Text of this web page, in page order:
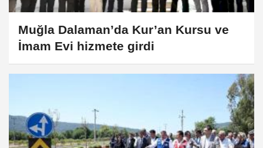
Muğla Dalaman’da Kur’an Kursu ve
İmam Evi hizmete girdi